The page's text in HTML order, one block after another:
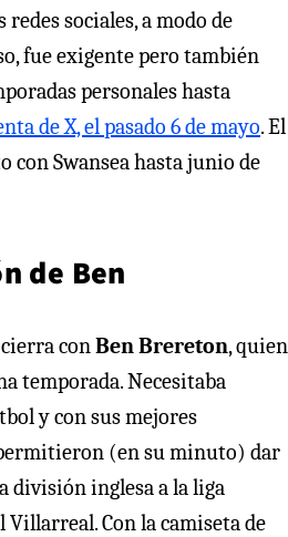
sociales, a modo de
fue exigente pero también
personales hasta
de X, el pasado 6 de mayo. El
Swansea hasta junio de
de Ben
conBen Brereton, quien
temporada. Necesitaba
y con sus mejores
(en su minuto) dar
división inglesa a la liga
Villarreal. Con la camiseta de